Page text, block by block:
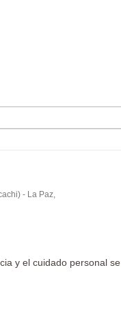
- La Paz,
y el cuidado personal se